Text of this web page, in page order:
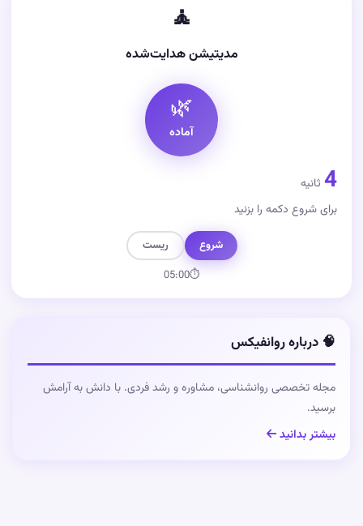
🧘
مدیتیشن هدایت‌شده
🌿
آماده
4 ثانیه
برای شروع دکمه را بزنید
شروع
ریست
⏱
05:00
🧠 درباره روانفیکس
مجله تخصصی روانشناسی، مشاوره و رشد فردی. با دانش به آرامش
برسید.
بیشتر بدانید